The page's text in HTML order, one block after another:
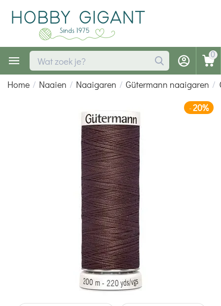
0
Home / Naaien / Naaigaren / Gütermann naaigaren /
-20%